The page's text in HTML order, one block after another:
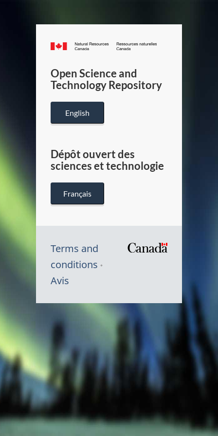
Canada.ca
/
Canada
Open Science and
Technology Repository
English
Dépôt ouvert des
sciences et technologie
Français
Terms and
conditions
Avis
Canada